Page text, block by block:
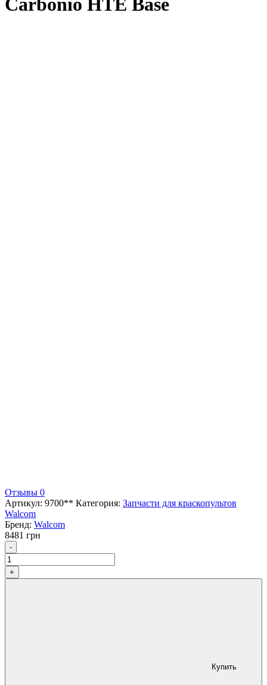
Carbonio HTE Base
Отзывы 0
Артикул: 9700** Категория: Запчасти для краскопультов
Walcom
Бренд: Walcom
8481 грн
- Количество
+
Купить